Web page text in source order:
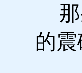
那
的震